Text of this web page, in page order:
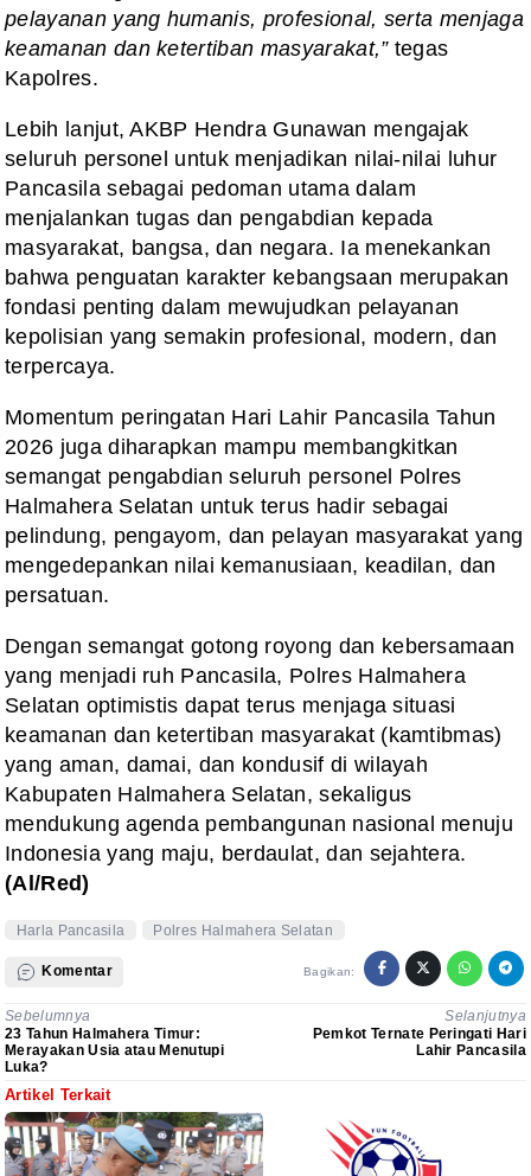
pelayanan yang humanis, profesional, serta menjaga
keamanan dan ketertiban masyarakat,”tegas
Kapolres.
Lebih lanjut, AKBP Hendra Gunawan mengajak
seluruh personel untuk menjadikan nilai-nilai luhur
Pancasila sebagai pedoman utama dalam
menjalankan tugas dan pengabdian kepada
masyarakat, bangsa, dan negara. Ia menekankan
bahwa penguatan karakter kebangsaan merupakan
fondasi penting dalam mewujudkan pelayanan
kepolisian yang semakin profesional, modern, dan
terpercaya.
Momentum peringatan Hari Lahir Pancasila Tahun
2026 juga diharapkan mampu membangkitkan
semangat pengabdian seluruh personel Polres
Halmahera Selatan untuk terus hadir sebagai
pelindung, pengayom, dan pelayan masyarakat yang
mengedepankan nilai kemanusiaan, keadilan, dan
persatuan.
Dengan semangat gotong royong dan kebersamaan
yang menjadi ruh Pancasila, Polres Halmahera
Selatan optimistis dapat terus menjaga situasi
keamanan dan ketertiban masyarakat (kamtibmas)
yang aman, damai, dan kondusif di wilayah
Kabupaten Halmahera Selatan, sekaligus
mendukung agenda pembangunan nasional menuju
Indonesia yang maju, berdaulat, dan sejahtera.
(Al/Red)
Harla Pancasila Polres Halmahera Selatan
Komentar Bagikan:
Sebelumnya
23 Tahun Halmahera Timur:
Merayakan Usia atau Menutupi
Luka?
Selanjutnya
Pemkot Ternate Peringati Hari
Lahir Pancasila
Artikel Terkait